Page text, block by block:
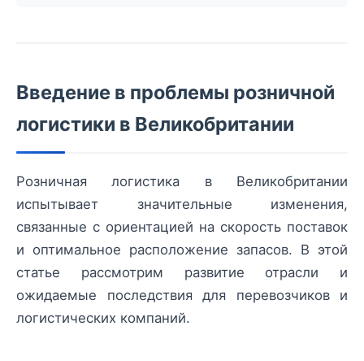
Введение в проблемы розничной
логистики в Великобритании
Розничная логистика в Великобритании
испытывает значительные изменения,
связанные с ориентацией на скорость поставок
и оптимальное расположение запасов. В этой
статье рассмотрим развитие отрасли и
ожидаемые последствия для перевозчиков и
логистических компаний.